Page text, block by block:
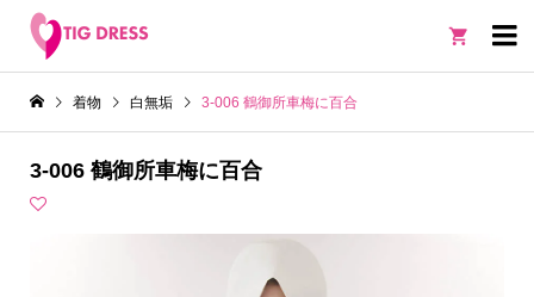

着物 白無垢 3-006 鶴御所車梅に百合
3-006 鶴御所車梅に百合